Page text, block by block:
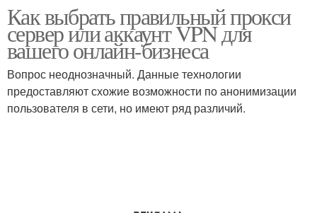
Сервера перед
покупкой
Как выбрать правильный прокси
сервер или аккаунт VPN для
вашего онлайн-бизнеса
Вопрос неоднозначный. Данные технологии
предоставляют схожие возможности по анонимизации
пользователя в сети, но имеют ряд различий.